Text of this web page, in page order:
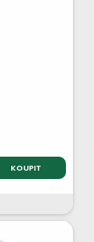
KOUPIT